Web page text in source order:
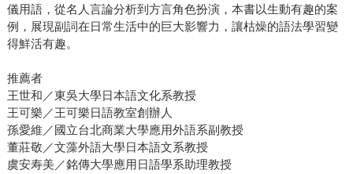
儀用語，從名人言論分析到方言角色扮演，本書以生動有趣的案
例，展現副詞在日常生活中的巨大影響力，讓枯燥的語法學習變
得鮮活有趣。
推薦者
王世和／東吳大學日本語文化系教授
王可樂／王可樂日語教室創辦人
孫愛維／國立台北商業大學應用外語系副教授
董莊敬／文藻外語大學日本語文系教授
虞安寿美／銘傳大學應用日語學系助理教授